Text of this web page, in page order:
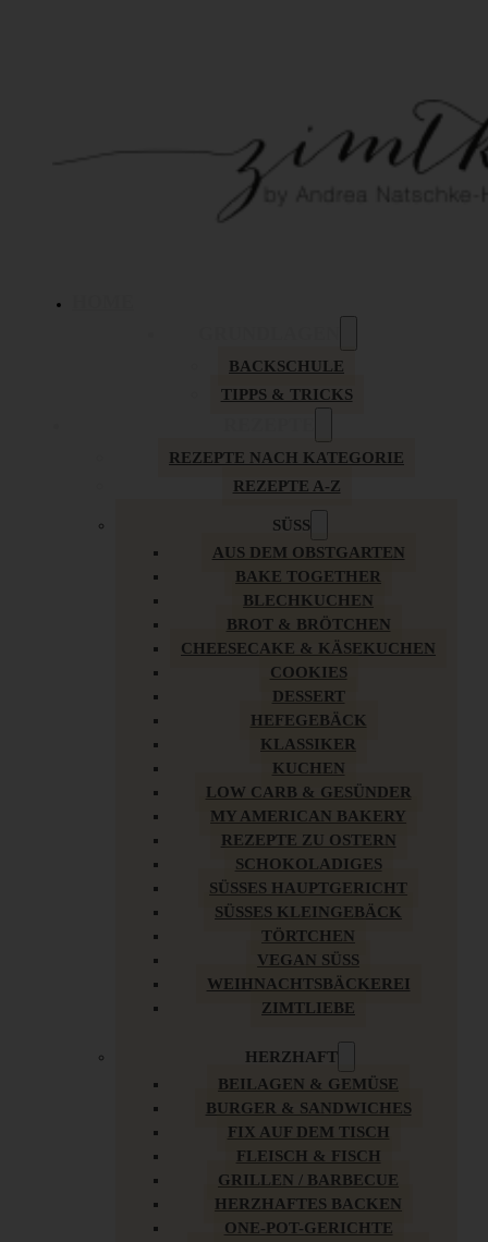
BACKSCHULE
TIPPS & TRICKS
REZEPTE NACH KATEGORIE
REZEPTE A-Z
SÜSS
AUS DEM OBSTGARTEN
BAKE TOGETHER
BLECHKUCHEN
BROT & BRÖTCHEN
CHEESECAKE & KÄSEKUCHEN
COOKIES
DESSERT
HEFEGEBÄCK
KLASSIKER
KUCHEN
LOW CARB & GESÜNDER
MY AMERICAN BAKERY
REZEPTE ZU OSTERN
SCHOKOLADIGES
SÜSSES HAUPTGERICHT
SÜSSES KLEINGEBÄCK
TÖRTCHEN
VEGAN SÜSS
WEIHNACHTSBÄCKEREI
ZIMTLIEBE
HERZHAFT
BEILAGEN & GEMÜSE
BURGER & SANDWICHES
FIX AUF DEM TISCH
FLEISCH & FISCH
GRILLEN / BARBECUE
HERZHAFTES BACKEN
ONE-POT-GERICHTE